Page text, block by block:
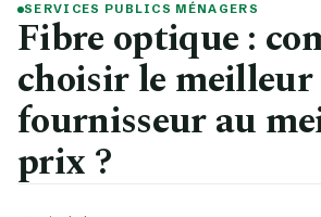
SERVICES PUBLICS MÉNAGERS
Fibre optique :
choisir le meilleur
fournisseur au
prix ?